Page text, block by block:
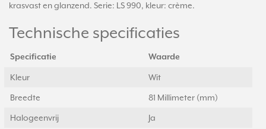
krasvast en glanzend. Serie: LS 990, kleur: crème.
Technische specificaties
Specificatie Waarde
Kleur Wit
Breedte 81 Millimeter (mm)
Halogeenvrij Ja